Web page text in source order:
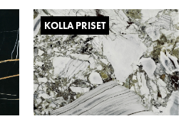
KOLLA PRISET